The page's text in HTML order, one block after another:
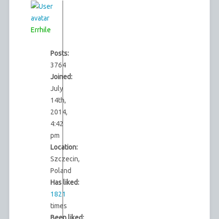
Errhile
Posts:
3764
Joined:
July
14th,
2014,
4:42
pm
Location:
Szczecin,
Poland
Has liked:
1821
times